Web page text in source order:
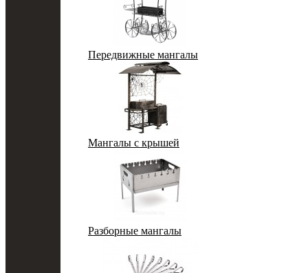
Передвижные мангалы
Мангалы с крышей
Разборные мангалы